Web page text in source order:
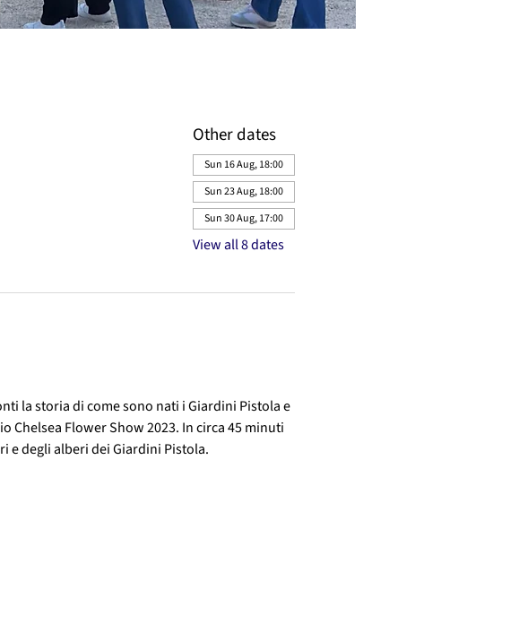
Other dates
Sun 16 Aug, 18:00
Sun 23 Aug, 18:00
Sun 30 Aug, 17:00
View all 8 dates
la storia di come sono nati i Giardini Pistola e
Flower Show 2023. In circa 45 minuti
e degli alberi dei Giardini Pistola.